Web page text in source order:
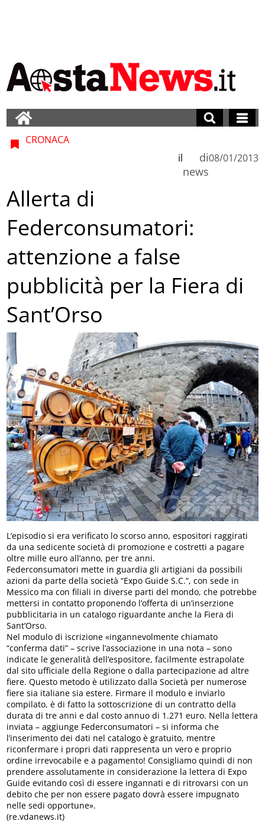
CRONACA
di
news
il 08/01/2013
Allerta di
Federconsumatori:
attenzione a false
pubblicità per la Fiera di
Sant’Orso
L’episodio si era verificato lo scorso anno, espositori raggirati
da una sedicente società di promozione e costretti a pagare
oltre mille euro all’anno, per tre anni.
Federconsumatori mette in guardia gli artigiani da possibili
azioni da parte della società “Expo Guide S.C.”, con sede in
Messico ma con filiali in diverse parti del mondo, che potrebbe
mettersi in contatto proponendo l’offerta di un’inserzione
pubblicitaria in un catalogo riguardante anche la Fiera di
Sant’Orso.
Nel modulo di iscrizione «ingannevolmente chiamato
“conferma dati” – scrive l’associazione in una nota – sono
indicate le generalità dell’espositore, facilmente estrapolate
dal sito ufficiale della Regione o dalla partecipazione ad altre
fiere. Questo metodo è utilizzato dalla Società per numerose
fiere sia italiane sia estere. Firmare il modulo e inviarlo
compilato, è di fatto la sottoscrizione di un contratto della
durata di tre anni e dal costo annuo di 1.271 euro. Nella lettera
inviata – aggiunge Federconsumatori – si informa che
l’inserimento dei dati nel catalogo è gratuito, mentre
riconfermare i propri dati rappresenta un vero e proprio
ordine irrevocabile e a pagamento! Consigliamo quindi di non
prendere assolutamente in considerazione la lettera di Expo
Guide evitando così di essere ingannati e di ritrovarsi con un
debito che per non essere pagato dovrà essere impugnato
nelle sedi opportune».
(re.vdanews.it)